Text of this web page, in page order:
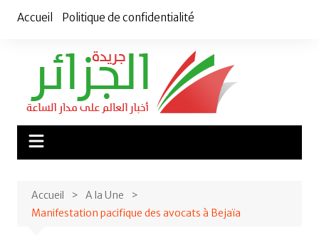
Accueil Politique de confidentialité
Accueil
A la Une
Manifestation pacifique des avocats à Bejaïa